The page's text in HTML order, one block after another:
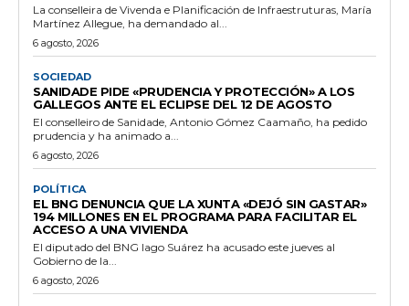
La conselleira de Vivenda e Planificación de Infraestruturas, María
Martínez Allegue, ha demandado al...
6 agosto, 2026
SOCIEDAD
SANIDADE PIDE «PRUDENCIA Y PROTECCIÓN» A LOS
GALLEGOS ANTE EL ECLIPSE DEL 12 DE AGOSTO
El conselleiro de Sanidade, Antonio Gómez Caamaño, ha pedido
prudencia y ha animado a...
6 agosto, 2026
POLÍTICA
EL BNG DENUNCIA QUE LA XUNTA «DEJÓ SIN GASTAR»
194 MILLONES EN EL PROGRAMA PARA FACILITAR EL
ACCESO A UNA VIVIENDA
El diputado del BNG Iago Suárez ha acusado este jueves al
Gobierno de la...
6 agosto, 2026